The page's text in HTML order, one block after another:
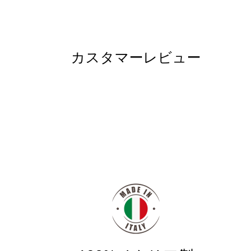
カスタマーレビュー